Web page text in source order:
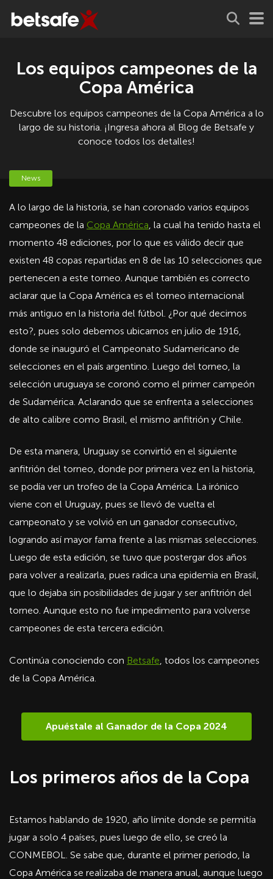
Los equipos campeones de la
Copa América
Descubre los equipos campeones de la Copa América a lo
largo de su historia. ¡Ingresa ahora al Blog de Betsafe y
conoce todos los detalles!
News
A lo largo de la historia, se han coronado varios equipos
campeones de la Copa América, la cual ha tenido hasta el
momento 48 ediciones, por lo que es válido decir que
existen 48 copas repartidas en 8 de las 10 selecciones que
pertenecen a este torneo. Aunque también es correcto
aclarar que la Copa América es el torneo internacional
más antiguo en la historia del fútbol. ¿Por qué decimos
esto?, pues solo debemos ubicarnos en julio de 1916,
donde se inauguró el Campeonato Sudamericano de
selecciones en el país argentino. Luego del torneo, la
selección uruguaya se coronó como el primer campeón
de Sudamérica. Aclarando que se enfrenta a selecciones
de alto calibre como Brasil, el mismo anfitrión y Chile.
De esta manera, Uruguay se convirtió en el siguiente
anfitrión del torneo, donde por primera vez en la historia,
se podía ver un trofeo de la Copa América. La irónico
viene con el Uruguay, pues se llevó de vuelta el
campeonato y se volvió en un ganador consecutivo,
logrando así mayor fama frente a las mismas selecciones.
Luego de esta edición, se tuvo que postergar dos años
para volver a realizarla, pues radica una epidemia en Brasil,
que lo dejaba sin posibilidades de jugar y ser anfitrión del
torneo. Aunque esto no fue impedimento para volverse
campeones de esta tercera edición.
Continúa conociendo con Betsafe , todos los campeones
de la Copa América.
Apuéstale al Ganador de la Copa 2024
Los primeros años de la Copa
Estamos hablando de 1920, año límite donde se permitía
jugar a solo 4 países, pues luego de ello, se creó la
CONMEBOL. Se sabe que, durante el primer periodo, la
Copa América se realizaba de manera anual, aunque luego